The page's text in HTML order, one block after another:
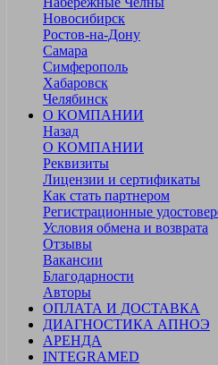
Новосибирск
Ростов-на-Дону
Самара
Симферополь
Хабаровск
Челябинск
О КОМПАНИИ
Назад
О КОМПАНИИ
Реквизиты
Лицензии и сертификаты
Как стать партнером
Регистрационные
Условия обмена и возврата
Отзывы
Вакансии
Благодарности
Авторы
ОПЛАТА И ДОСТАВКА
ДИАГНОСТИКА АПНОЭ
АРЕНДА
INTEGRAMED